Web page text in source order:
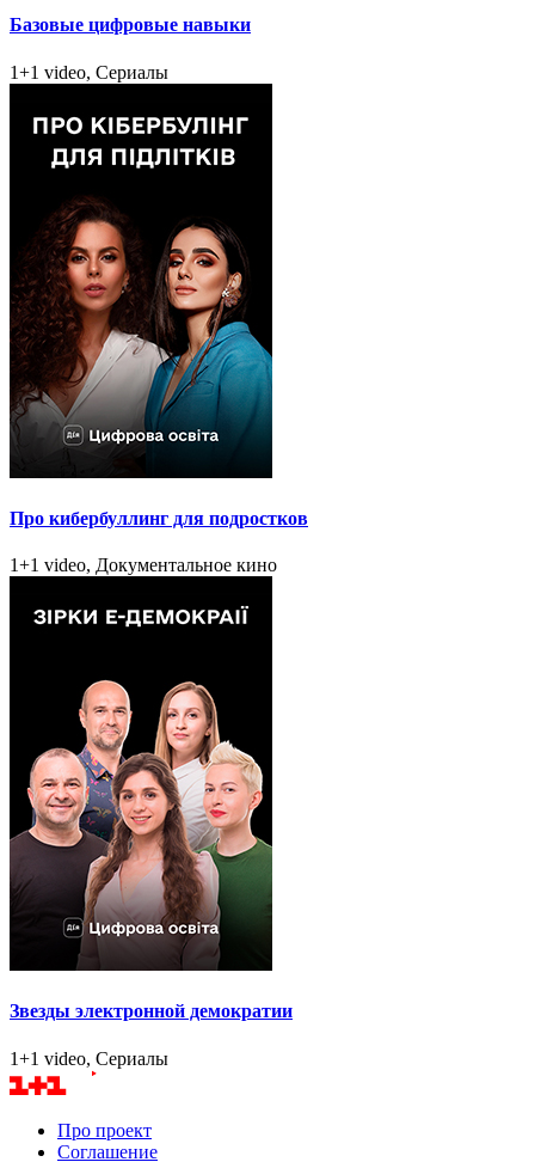
Базовые цифровые навыки
1+1 video, Сериалы
Про кибербуллинг для подростков
1+1 video, Документальное кино
Звезды электронной демократии
1+1 video, Сериалы
Про проект
Соглашение